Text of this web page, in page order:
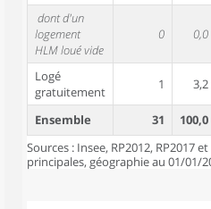
dont d'un
logement
HLM loué vide
0 0,0
Logé
gratuitement
1 3,2
Ensemble 31 100,0
Sources : Insee, RP2012, RP2017
principales, géographie au 01/01/